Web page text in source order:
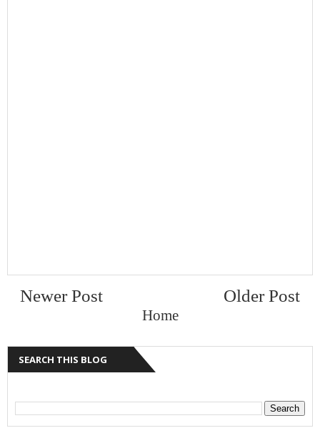
Newer Post Older Post
Home
SEARCH THIS BLOG